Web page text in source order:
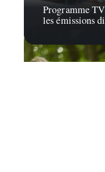
Programme
les émissions